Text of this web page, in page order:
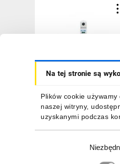
Na tej stronie są
Plików cookie
naszej witryny,
uzyskanymi podczas
Ogranicznik przepięć Typ
T1+T2 1P 12,5kA
207,87 zł brutto